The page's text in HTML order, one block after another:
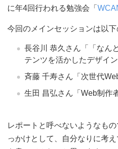
に年4回行われる勉強会「
今回のメインセッションは以下
長谷川 恭久さん「「なん
テンツを活かしたデザイン
斉藤 千寿さん「次世代
生田 昌弘さん「Web制作
レポートと呼べないようなも
っかけとして、自分なりに考